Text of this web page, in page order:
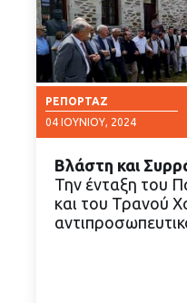
ΡΕΠΟΡΤΆΖ
04 ΙΟΥΝΊΟΥ, 2024
Βλάστη και
Την ένταξη του
και του Τρανού